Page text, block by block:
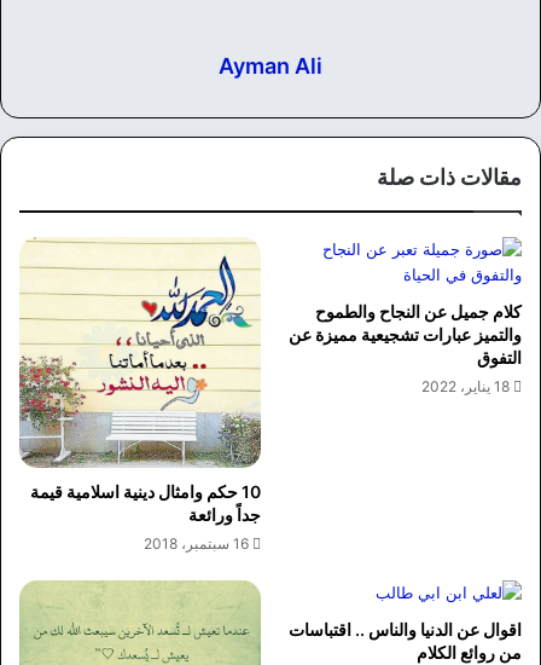
Ayman Ali
مقالات ذات صلة
كلام جميل عن النجاح والطموح
والتميز عبارات تشجيعية مميزة عن
التفوق
18 يناير، 2022
10 حكم وامثال دينية اسلامية قيمة
جداً ورائعة
16 سبتمبر، 2018
اقوال عن الدنيا والناس .. اقتباسات
من روائع الكلام